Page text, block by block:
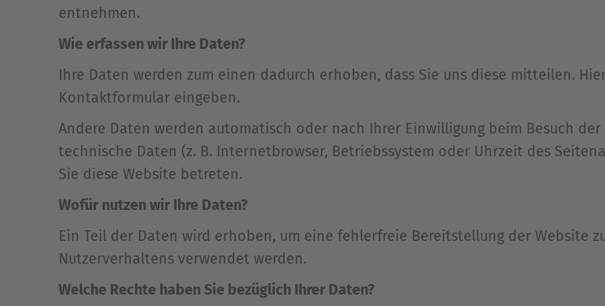
entnehmen.
Wie erfassen wir Ihre Daten?
Ihre Daten werden zum einen dadurch erhoben, dass Sie uns diese mitteilen.
Kontaktformular eingeben.
Andere Daten werden automatisch oder nach Ihrer Einwilligung beim Besuch
technische Daten (z. B. Internetbrowser, Betriebssystem oder Uhrzeit des
Sie diese Website betreten.
Wofür nutzen wir Ihre Daten?
Ein Teil der Daten wird erhoben, um eine fehlerfreie Bereitstellung der Website
Nutzerverhaltens verwendet werden.
Welche Rechte haben Sie bezüglich Ihrer Daten?